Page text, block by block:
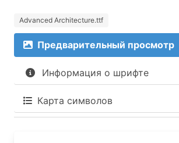
Advanced Architecture.ttf
Предварительный просмотр
Информация о шрифте
Карта символов